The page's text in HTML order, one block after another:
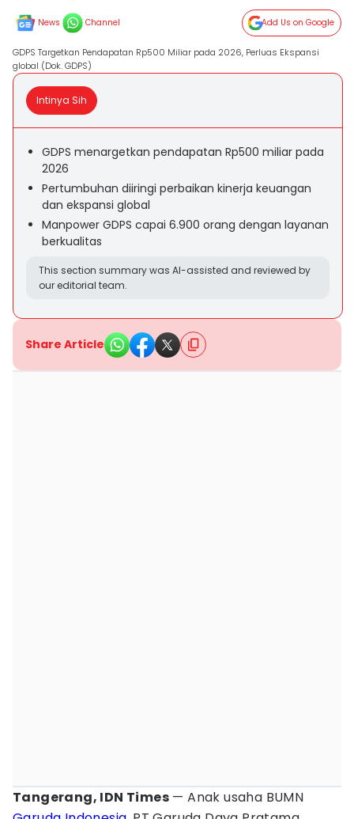
News Channel Add Us on Google
GDPS Targetkan Pendapatan Rp500 Miliar pada 2026, Perluas Ekspansi
global (Dok. GDPS)
Intinya Sih
GDPS menargetkan pendapatan Rp500 miliar pada
2026
Pertumbuhan diiringi perbaikan kinerja keuangan
dan ekspansi global
Manpower GDPS capai 6.900 orang dengan layanan
berkualitas
This section summary was AI-assisted and reviewed by
our editorial team.
Share Article
Tangerang, IDN Times — Anak usaha BUMN